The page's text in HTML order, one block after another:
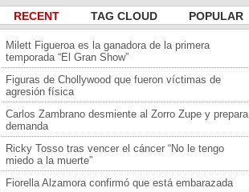
RECENT TAG CLOUD POPULAR
Milett Figueroa es la ganadora de la primera
temporada “El Gran Show”
Figuras de Chollywood que fueron víctimas de
agresión física
Carlos Zambrano desmiente al Zorro Zupe y prepara
demanda
Ricky Tosso tras vencer el cáncer “No le tengo
miedo a la muerte”
Fiorella Alzamora confirmó que está embarazada